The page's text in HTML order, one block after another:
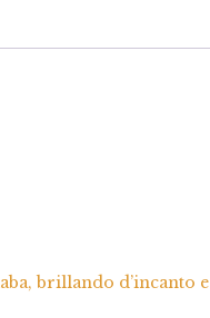
brillando d’incanto e